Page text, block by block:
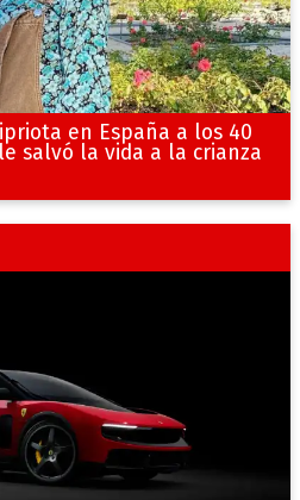
en España a los 40
salvó la vida a la crianza